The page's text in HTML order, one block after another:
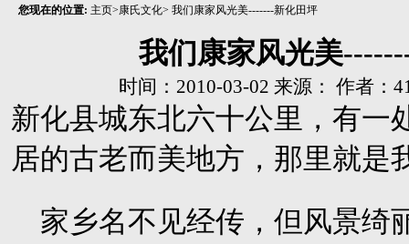
您现在的位置: 主页>康氏文化> 我们康家风光美-------新化田坪
我们康家风光美
时间：2010-03-02 来源： 作者：
新化县城东北六十公里，有一
居的古老而美地方，那里就是
家乡名不见经传，但风景绮